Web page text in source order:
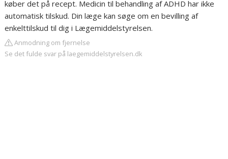
køber det på recept. Medicin til behandling af ADHD har ikke
automatisk tilskud. Din læge kan søge om en bevilling af
enkelttilskud til dig i Lægemiddelstyrelsen.
Anmodning om fjernelse
Se det fulde svar på laegemiddelstyrelsen.dk